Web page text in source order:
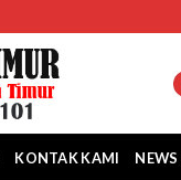
KONTAK KAMI NEWS